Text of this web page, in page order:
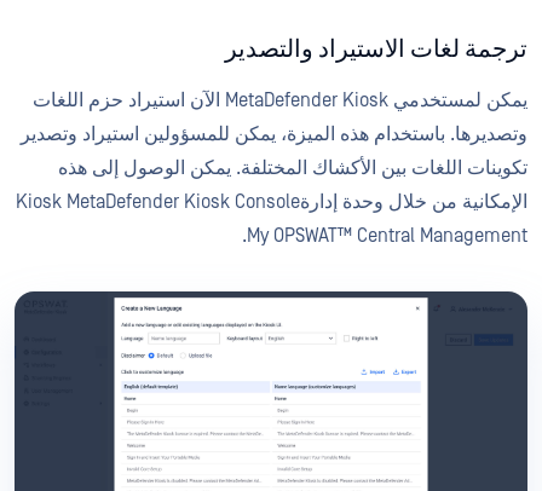
ترجمة لغات الاستيراد والتصدير
يمكن لمستخدمي MetaDefender Kiosk الآن استيراد حزم اللغات
وتصديرها. باستخدام هذه الميزة، يمكن للمسؤولين استيراد وتصدير
تكوينات اللغات بين الأكشاك المختلفة. يمكن الوصول إلى هذه
الإمكانية من خلال وحدة إدارةKiosk MetaDefender Kiosk Console
My OPSWAT™ Central Management.